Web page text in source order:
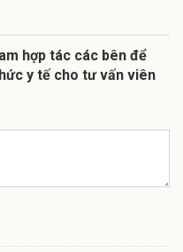
hợp tác các bên để
y tế cho tư vấn viên